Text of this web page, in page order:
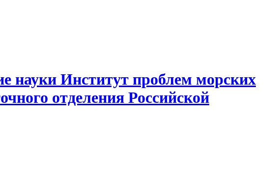
науки Институт проблем морских
отделения Российской